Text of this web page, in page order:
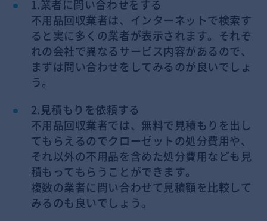
1.業者に問い合わせをする
不用品回収業者は、インターネットで検索す
ると実に多くの業者が表示されます。それぞ
れの会社で異なるサービス内容があるので、
まずは問い合わせをしてみるのが良いでしょ
う。
2.見積もりを依頼する
不用品回収業者では、無料で見積もりを出し
てもらえるのでクローゼットの処分費用や、
それ以外の不用品を含めた処分費用なども見
積もってもらうことができます。
複数の業者に問い合わせて見積額を比較して
みるのも良いでしょう。